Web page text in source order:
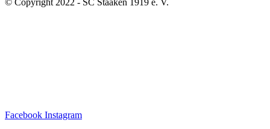
Facebook Instagram